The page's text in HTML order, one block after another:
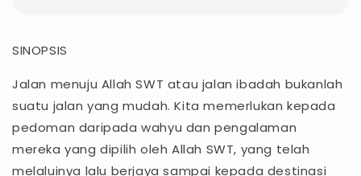
SINOPSIS
Jalan menuju Allah SWT atau jalan ibadah bukanlah
suatu jalan yang mudah. Kita memerlukan kepada
pedoman daripada wahyu dan pengalaman
mereka yang dipilih oleh Allah SWT, yang telah
melaluinya lalu berjaya sampai kepada destinasi